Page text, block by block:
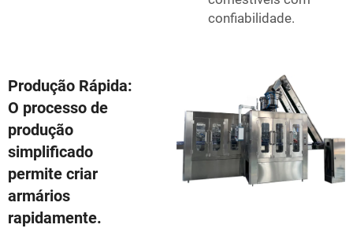
confiabilidade.
Produção Rápida:
O processo de
produção
simplificado
permite criar
armários
rapidamente.